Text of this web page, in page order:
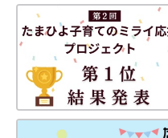
スウェー
気のIKEA
勝手がい
回はIKEA
ご紹介しま
今回はIKEAで購入できるお
た。リビングをお気に入り
り、家族団らんの時間も一段
も魅力的な商品がたくさん